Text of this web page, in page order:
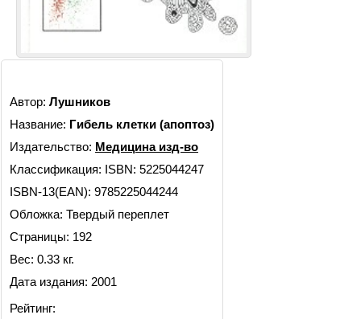
Автор: Лушников
Название: Гибель клетки (апоптоз)
Издательство: Медицина изд-во
Классификация:
ISBN: 5225044247
ISBN-13(EAN): 9785225044244
Обложка: Твердый переплет
Страницы: 192
Вес: 0.33 кг.
Дата издания: 2001
Рейтинг: